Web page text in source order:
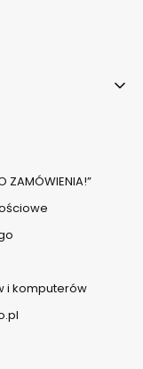
ZAMÓWIENIA!”
i komputerów